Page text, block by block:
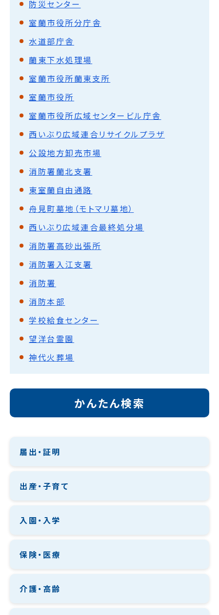
防災センター
室蘭市役所分庁舎
水道部庁舎
蘭東下水処理場
室蘭市役所蘭東支所
室蘭市役所
室蘭市役所広域センタービル庁舎
西いぶり広域連合リサイクルプラザ
公設地方卸売市場
消防署蘭北支署
東室蘭自由通路
舟見町墓地（モトマリ墓地）
西いぶり広域連合最終処分場
消防署高砂出張所
消防署入江支署
消防署
消防本部
学校給食センター
望洋台霊園
神代火葬場
かんたん検索
届出・証明
出産・子育て
入園・入学
保険・医療
介護・高齢